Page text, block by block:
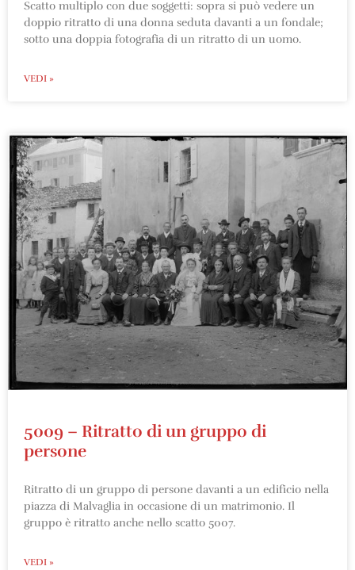
Scatto multiplo con due soggetti: sopra si può vedere un
doppio ritratto di una donna seduta davanti a un fondale;
sotto una doppia fotografia di un ritratto di un uomo.
VEDI »
5009 – Ritratto di un gruppo di
persone
Ritratto di un gruppo di persone davanti a un edificio nella
piazza di Malvaglia in occasione di un matrimonio. Il
gruppo è ritratto anche nello scatto 5007.
VEDI »